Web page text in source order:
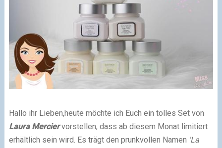
Hallo ihr Lieben,heute möchte ich Euch ein tolles Set von
Laura Merciervorstellen, dass ab diesem Monat limitiert
erhältlich sein wird. Es trägt den prunkvollen Namen 'La